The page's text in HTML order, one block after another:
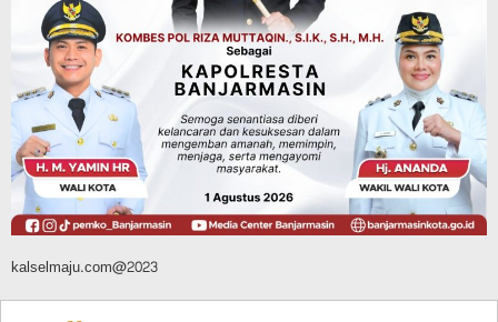
Advertorial Pemkab Balangan
Silaturahmi ke DPRD Balangan, Kapolres
AKBP Arif Mansyur Perkuat Koordinasi
Keamanan Daerah
Agustus 6, 2026
kalselmaju.com@2023